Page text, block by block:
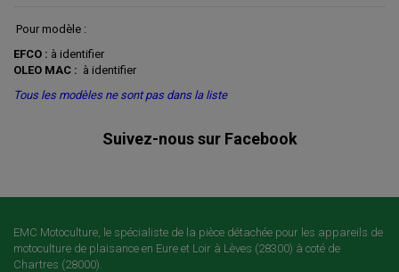
Pour modèle :
EFCO : à identifier
OLEO MAC : à identifier
Tous les modèles ne sont pas dans la liste
Suivez-nous sur Facebook
EMC Motoculture, le spécialiste de la pièce détachée pour les appareils de
motoculture de plaisance en Eure et Loir à Lèves (28300) à coté de
Chartres (28000).